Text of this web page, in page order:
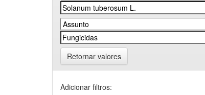
Retornar valores
Adicionar filtros: